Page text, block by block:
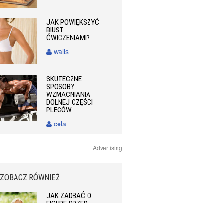
JAK POWIĘKSZYĆ
BIUST
ĆWICZENIAMI?
walis
SKUTECZNE
SPOSOBY
WZMACNIANIA
DOLNEJ CZĘŚCI
PLECÓW
cela
Advertising
ZOBACZ RÓWNIEŻ
JAK ZADBAĆ O